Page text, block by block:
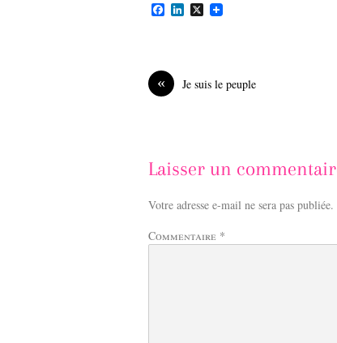
F
o
k
L
I
X
« Je suis le peuple
Laisser un
Votre adresse e-mail ne sera pas publiée.
Commentaire *